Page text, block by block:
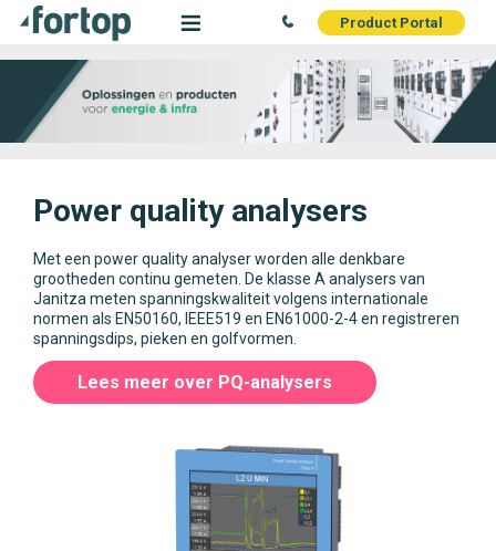
Product Portal
Power quality analysers
Met een power quality analyser worden alle denkbare
grootheden continu gemeten. De klasse A analysers van
Janitza meten spanningskwaliteit volgens internationale
normen als EN50160, IEEE519 en EN61000-2-4 en registreren
spanningsdips, pieken en golfvormen.
Lees meer over PQ-analysers